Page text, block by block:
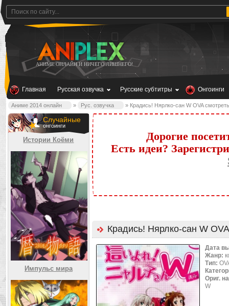
АНИМЕ ОНЛАЙН И НИЧЕГО ЛИШНЕГО!
Главная Русская озвучка Русские субтитры Онгоинги
Аниме 2014 онлайн » Рус. озвучка » Крадись! Нярлко-сан W OVA
Случайные
онгоинги
Истории Коёми
Импульс мира
Дорогие
Есть идеи?
Крадись! Нярлко-сан W
Дата
Жанр:
Тип:
Ориг.
W